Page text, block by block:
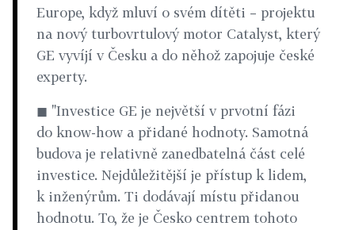
Europe, když mluví o svém dítěti – projektu
na nový turbovrtulový motor Catalyst, který
GE vyvíjí v Česku a do něhož zapojuje české
experty.
◼ "Investice GE je největší v prvotní fázi
do know-how a přidané hodnoty. Samotná
budova je relativně zanedbatelná část celé
investice. Nejdůležitější je přístup k lidem,
k inženýrům. Ti dodávají místu přidanou
hodnotu. To, že je Česko centrem tohoto